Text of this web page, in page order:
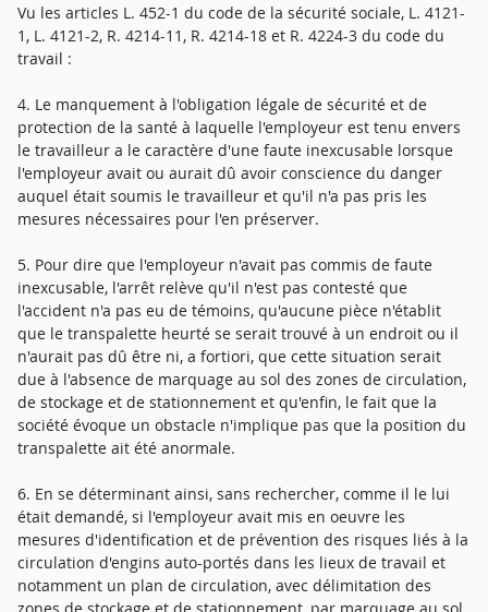
Vu les articles L. 452-1 du code de la sécurité sociale, L. 4121-
1, L. 4121-2, R. 4214-11, R. 4214-18 et R. 4224-3 du code du
travail :
4. Le manquement à l'obligation légale de sécurité et de
protection de la santé à laquelle l'employeur est tenu envers
le travailleur a le caractère d'une faute inexcusable lorsque
l'employeur avait ou aurait dû avoir conscience du danger
auquel était soumis le travailleur et qu'il n'a pas pris les
mesures nécessaires pour l'en préserver.
5. Pour dire que l'employeur n'avait pas commis de faute
inexcusable, l'arrêt relève qu'il n'est pas contesté que
l'accident n'a pas eu de témoins, qu'aucune pièce n'établit
que le transpalette heurté se serait trouvé à un endroit ou il
n'aurait pas dû être ni, a fortiori, que cette situation serait
due à l'absence de marquage au sol des zones de circulation,
de stockage et de stationnement et qu'enfin, le fait que la
société évoque un obstacle n'implique pas que la position du
transpalette ait été anormale.
6. En se déterminant ainsi, sans rechercher, comme il le lui
était demandé, si l'employeur avait mis en oeuvre les
mesures d'identification et de prévention des risques liés à la
circulation d'engins auto-portés dans les lieux de travail et
notamment un plan de circulation, avec délimitation des